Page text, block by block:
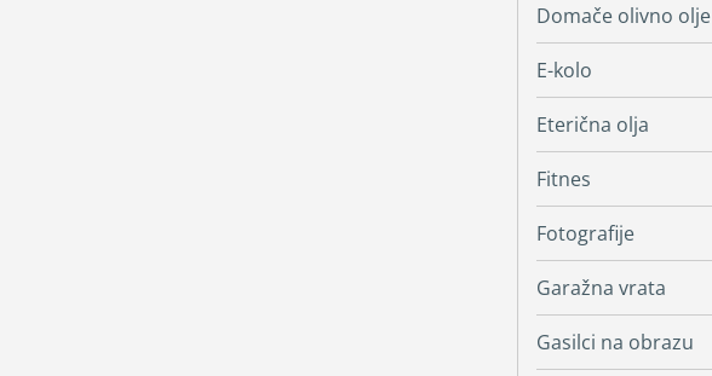
Domače olivno olje
E-kolo
Eterična olja
Fitnes
Fotografije
Garažna vrata
Gasilci na obrazu